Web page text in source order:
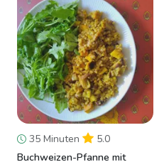
35 Minuten
5.0
Buchweizen-Pfanne mit